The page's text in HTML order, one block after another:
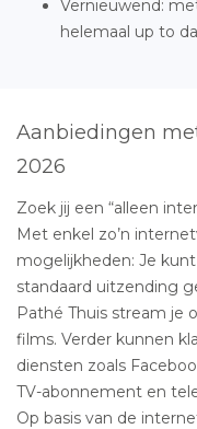
Vernieuwend:
helemaal up to
Aanbiedingen
2026
Zoek jij een “alleen
Met enkel zo’n
mogelijkheden: Je
standaard uitzending
Pathé Thuis stream je
films. Verder kunnen
diensten zoals
TV-abonnement en
Op basis van de